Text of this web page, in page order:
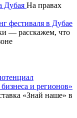
Дубая На правах
фестиваля в Дубае
— расскажем, что
и регионов»
«Знай наше» в